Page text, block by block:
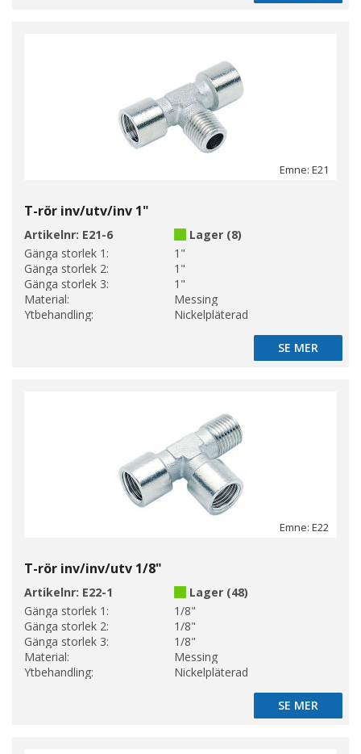
Emne: E21
T-rör inv/utv/inv 1"
Artikelnr: E21-6
Lager (8)
Gänga storlek 1:
1"
Gänga storlek 2:
1"
Gänga storlek 3:
1"
Material:
Messing
Ytbehandling:
Nickelpläterad
SE MER
SE MER
Emne: E22
T-rör inv/inv/utv 1/8"
Artikelnr: E22-1
Lager (48)
Gänga storlek 1:
1/8"
Gänga storlek 2:
1/8"
Gänga storlek 3:
1/8"
Material:
Messing
Ytbehandling:
Nickelpläterad
SE MER
SE MER